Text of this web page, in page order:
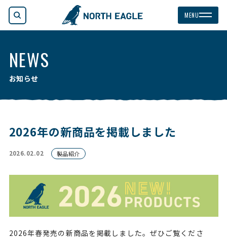
MENU検索
NEWS
お知らせ
2026年の新商品を掲載しました
2026.02.02 製品紹介
2026年春発売の新商品を掲載しました。ぜひご覧くださ